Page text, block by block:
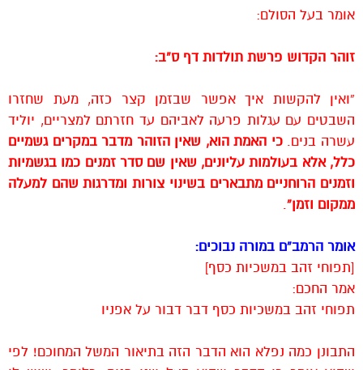
אומר בעל הסולם:
זוהר הקדוש פרשת תולדות דף ס”ב:
“ואין להקשות איך אפשר שבזמן קצר כזה, מעת שחזרו
השבטים עם עגלות פרעה לאביהם עד חזרתם למצריים, יוליד
עשרה בנים.כי האמת הוא, שאין הזוהר מדבר במקרים גשמיים
כלל, אלא בעולמות עליונים, שאין שם סדר זמנים כמו בגשמיות
וזמנים הרוחניים מתבארים בשינוי צורות ומדרגות שהם למעלה
ממקום וזמן”.
אומר הרמב”ם במורה נבוכים:
[תפוחי זהב במשכיות כסף]
אמר החכם:
תפוחי זהב במשכיות כסף דבר דבור על אפניו
התבונן כמה נפלא הוא הדבר הזה בתיאור המשל המחוכם! לפי